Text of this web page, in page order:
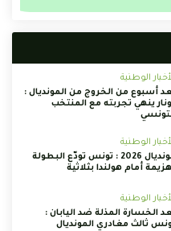
الوطنية
أسبوع من الخروج من المونديال :
ينهي تجربته مع المنتخب
الوطنية
مونديال 2026 : تونس تودّع البطولة
أمام هولندا بثلاثية
الوطنية
الخسارة المذلة ضد اليابان :
ثالث مغادري المونديال